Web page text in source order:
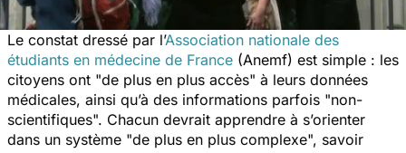
Le constat dressé par l’Association nationale des
étudiants en médecine de France (Anemf) est simple : les
citoyens ont "de plus en plus accès" à leurs données
médicales, ainsi qu’à des informations parfois "non-
scientifiques". Chacun devrait apprendre à s’orienter
dans un système "de plus en plus complexe", savoir